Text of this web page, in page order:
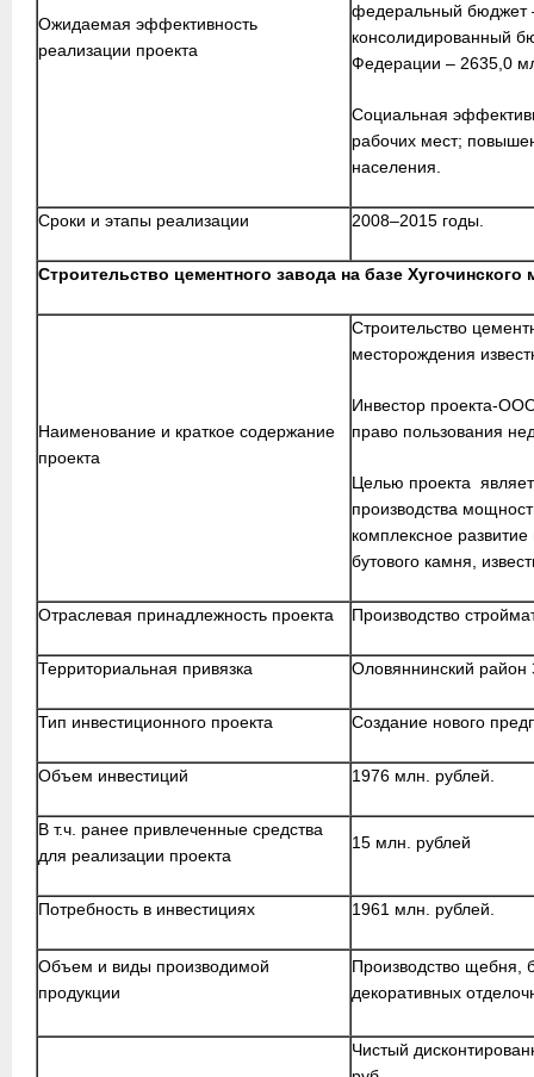
Ожидаемая эффективность
реализации проекта
федеральный бюджет
консолидированный
Федерации – 2635,0
Социальная
рабочих мест;
населения.
Сроки и этапы реализации 2008–2015 годы.
Строительство цементного завода на базе Хугочинского
Наименование и краткое содержание
проекта
Строительство
месторождения
Инвестор проекта-
право пользования
Целью проекта
производства
комплексное
бутового камня,
Отраслевая принадлежность проекта Производство
Территориальная привязка Оловяннинский район
Тип инвестиционного проекта Создание нового
Объем инвестиций 1976 млн. рублей.
В т.ч. ранее привлеченные средства
для реализации проекта
15 млн. рублей
Потребность в инвестициях 1961 млн. рублей.
Объем и виды производимой
продукции
Производство щебня,
декоративных
Чистый